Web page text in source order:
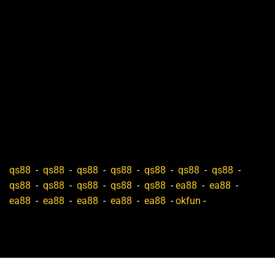
qs88 - qs88 - qs88 - qs88 - qs88 - qs88 - qs88 -
qs88 - qs88 - qs88 - qs88 - qs88 -ea88 - ea88 -
ea88 - ea88 - ea88 - ea88 - ea88 -okfun -